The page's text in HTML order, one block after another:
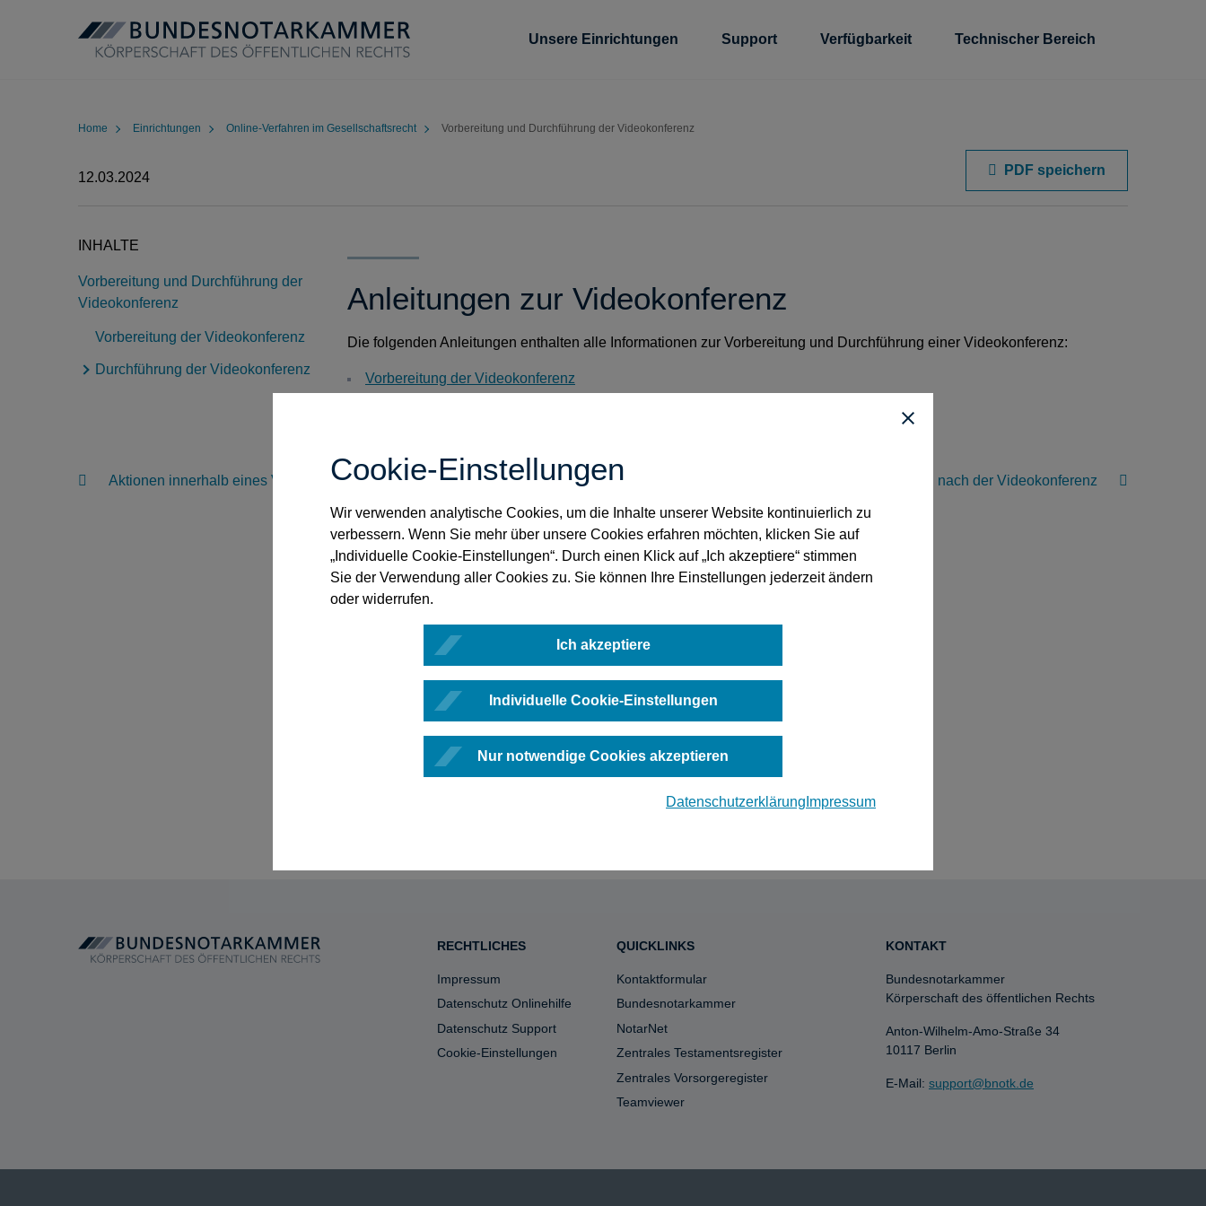
Cookie-Einstellungen
Wir verwenden analytische Cookies, um die Inhalte unserer Website kontinuierlich zu
verbessern. Wenn Sie mehr über unsere Cookies erfahren möchten, klicken Sie auf
„Individuelle Cookie-Einstellungen“. Durch einen Klick auf „Ich akzeptiere“ stimmen
Sie der Verwendung aller Cookies zu. Sie können Ihre Einstellungen jederzeit ändern
oder widerrufen.
Ich akzeptiere
Individuelle Cookie-Einstellungen
Nur notwendige Cookies akzeptieren
Datenschutzerklärung Impressum
Unsere Einrichtungen Support Verfügbarkeit Technischer Bereich
Home Einrichtungen Online-Verfahren im Gesellschaftsrecht Vorbereitung und Durchführung der Videokonferenz
12.03.2024 PDF speichern
INHALTE
Vorbereitung und Durchführung der
Videokonferenz
Vorbereitung der Videokonferenz
Durchführung der Videokonferenz
Anleitungen zur Videokonferenz
Die folgenden Anleitungen enthalten alle Informationen zur Vorbereitung und Durchführung einer Videokonferenz:
Vorbereitung der Videokonferenz
Aktionen innerhalb eines Vorgangs Aktionen nach der Videokonferenz
RECHTLICHES
Impressum
Datenschutz Onlinehilfe
Datenschutz Support
Cookie-Einstellungen
QUICKLINKS
Kontaktformular
Bundesnotarkammer
NotarNet
Zentrales Testamentsregister
Zentrales Vorsorgeregister
Teamviewer
KONTAKT
Bundesnotarkammer
Körperschaft des öffentlichen Rechts
Anton-Wilhelm-Amo-Straße 34
10117 Berlin
E-Mail: support@bnotk.de